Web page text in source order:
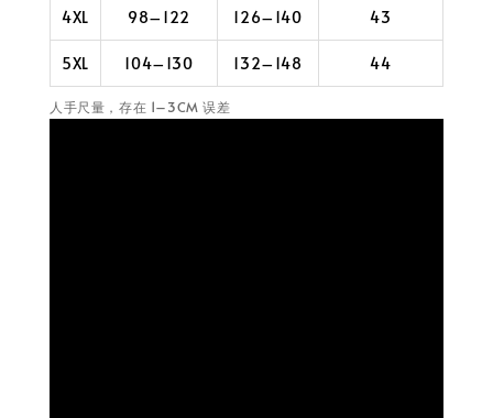
4XL 98–122 126–140 43
5XL 104–130 132–148 44
人手尺量，存在 1–3CM 误差